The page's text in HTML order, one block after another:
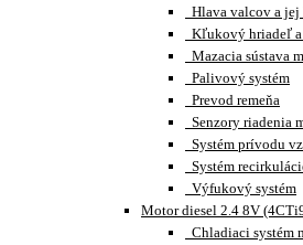
Hlava valcov a
Kľukový hriadeľ
Mazacia sústava
Palivový systém
Prevod remeňa
Senzory riadenia
Systém prívodu
Systém
Výfukový systém
Motor diesel 2.4 8V
Chladiaci systém